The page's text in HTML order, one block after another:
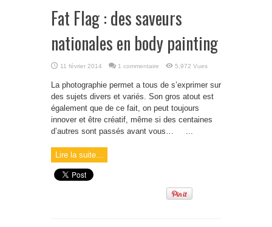
Fat Flag : des saveurs
nationales en body painting
11 février 2014 1 commentaire 5,972 Vues
La photographie permet a tous de s’exprimer sur
des sujets divers et variés. Son gros atout est
également que de ce fait, on peut toujours
innover et être créatif, même si des centaines
d’autres sont passés avant vous… ...
Lire la suite...